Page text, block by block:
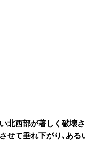
北西部が著しく破壊
せて垂れ下がり､ある